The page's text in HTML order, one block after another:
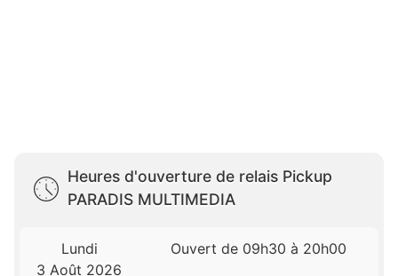
Heures d'ouverture de relais Pickup
PARADIS MULTIMEDIA
Lundi
3 Août 2026
Ouvert de 09h30 à 20h00